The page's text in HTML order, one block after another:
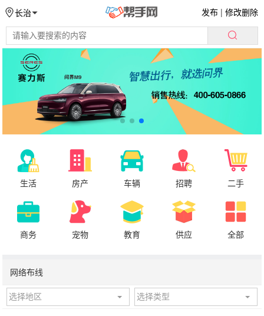
长治 发布 |修改删除
生活 房产 车辆 招聘 二手
商务 宠物 教育 供应 全部
网络布线
选择地区 选择类型